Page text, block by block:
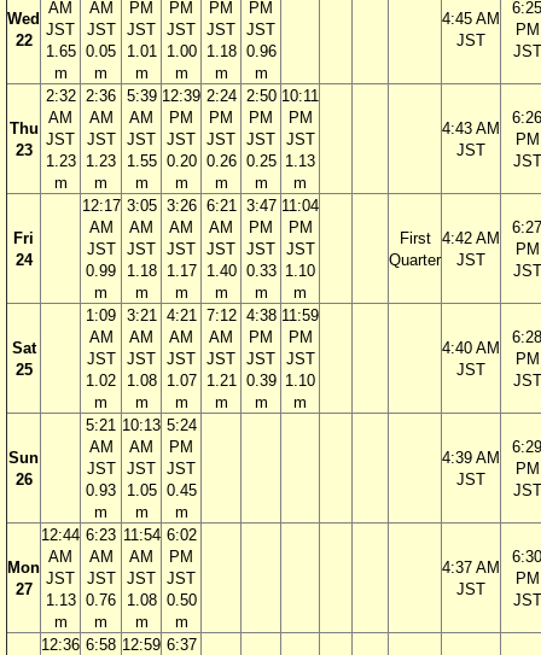
Wed
22
AM
JST
1.65
m
AM
JST
0.05
m
PM
JST
1.01
m
PM
JST
1.00
m
PM
JST
1.18
m
PM
JST
0.96
m
4:45 AM
JST
6:25
PM
JST
Thu
23
2:32
AM
JST
1.23
m
2:36
AM
JST
1.23
m
5:39
AM
JST
1.55
m
12:39
PM
JST
0.20
m
2:24
PM
JST
0.26
m
2:50
PM
JST
0.25
m
10:11
PM
JST
1.13
m
4:43 AM
JST
6:26
PM
JST
Fri
24
12:17
AM
JST
0.99
m
3:05
AM
JST
1.18
m
3:26
AM
JST
1.17
m
6:21
AM
JST
1.40
m
3:47
PM
JST
0.33
m
11:04
PM
JST
1.10
m
First
Quarter
4:42 AM
JST
6:27
PM
JST
Sat
25
1:09
AM
JST
1.02
m
3:21
AM
JST
1.08
m
4:21
AM
JST
1.07
m
7:12
AM
JST
1.21
m
4:38
PM
JST
0.39
m
11:59
PM
JST
1.10
m
4:40 AM
JST
6:28
PM
JST
Sun
26
5:21
AM
JST
0.93
m
10:13
AM
JST
1.05
m
5:24
PM
JST
0.45
m
4:39 AM
JST
6:29
PM
JST
Mon
27
12:44
AM
JST
1.13
m
6:23
AM
JST
0.76
m
11:54
AM
JST
1.08
m
6:02
PM
JST
0.50
m
4:37 AM
JST
6:30
PM
JST
12:36 6:58 12:59 6:37